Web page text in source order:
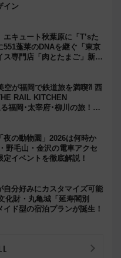
イン
エキュート秋葉原に「T’sた
蓬莱のDNAを継ぐ「東京
ス専門店「肉とたまご」新グ
年8月】
空が福岡で鉄道旅を満喫⁈ 西
RAIL KITCHEN
福岡･太宰府･柳川の旅！
夜の動物園」2026は何時か
野毛山・金沢の電車アクセ
定イベントを徹底解説！
自分好みにカスタマイズ可能
化財・丸亀城「延寿閣別
ド型の宿泊プランが誕生！